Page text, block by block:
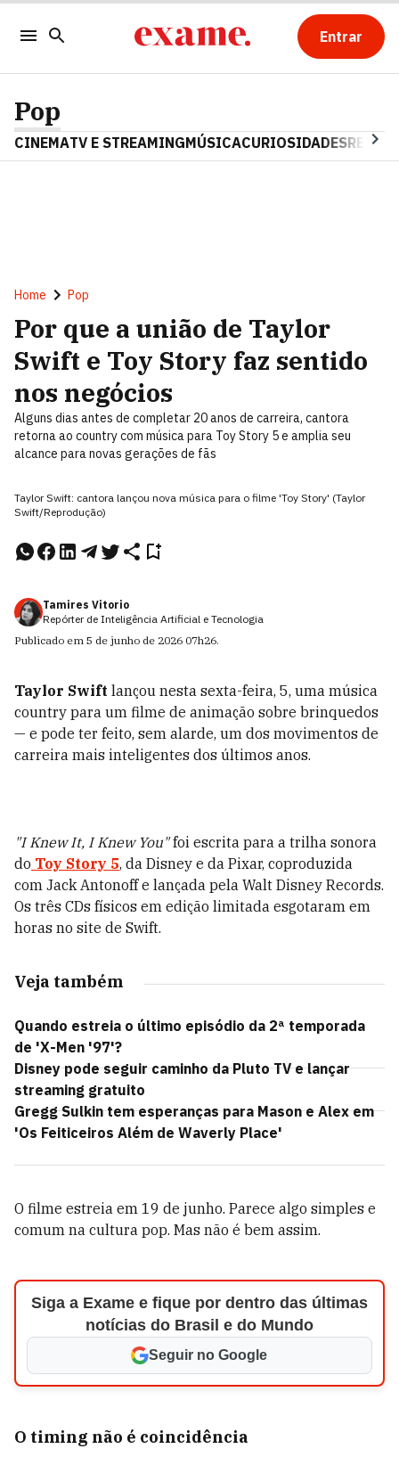
Entrar
Pop
CINEMATV E STREAMINGMÚSICACURIOSIDADES
Home Pop
Por que a união de Taylor
Swift e Toy Story faz sentido
nos negócios
Alguns dias antes de completar 20 anos de carreira, cantora
retorna ao country com música para Toy Story 5 e amplia seu
alcance para novas gerações de fãs
Taylor Swift: cantora lançou nova música para o filme 'Toy Story' (Taylor
Swift/Reprodução)
Tamires Vitorio
Repórter de Inteligência Artificial e Tecnologia
Publicado em 5 de junho de 2026 07h26.
Taylor Swift lançou nesta sexta-feira, 5, uma música
country para um filme de animação sobre brinquedos
— e pode ter feito, sem alarde, um dos movimentos de
carreira mais inteligentes dos últimos anos.
"I Knew It, I Knew You"foi escrita para a trilha sonora
do Toy Story 5, da Disney e da Pixar, coproduzida
com Jack Antonoff e lançada pela Walt Disney Records.
Os três CDs físicos em edição limitada esgotaram em
horas no site de Swift.
Veja também
Quando estreia o último episódio da 2ª temporada
de 'X-Men '97'?
Disney pode seguir caminho da Pluto TV e lançar
streaming gratuito
Gregg Sulkin tem esperanças para Mason e Alex em
'Os Feiticeiros Além de Waverly Place'
O filme estreia em 19 de junho. Parece algo simples e
comum na cultura pop. Mas não é bem assim.
Siga a Exame e fique por dentro das últimas
notícias do Brasil e do Mundo
Seguir no Google
O timing não é coincidência